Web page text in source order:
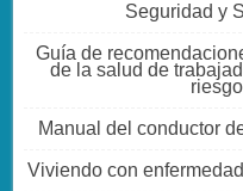
Seguridad y
Guía de
de la salud de
Manual del conductor
Viviendo con